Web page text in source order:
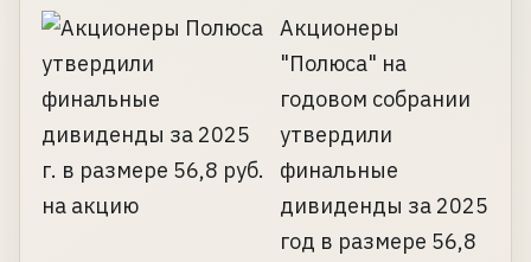
Акционеры
"Полюса" на
годовом собрании
утвердили
финальные
дивиденды за 2025
год в размере 56,8